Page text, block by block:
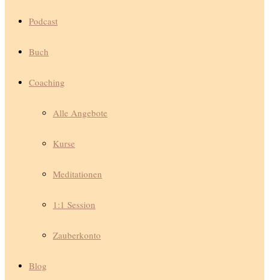
Podcast
Buch
Coaching
Alle Angebote
Kurse
Meditationen
1:1 Session
Zauberkonto
Blog